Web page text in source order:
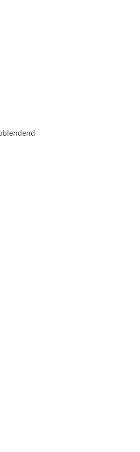
umfangreich)
Cockpit)
mit blendfreiem Fernlicht
– Abstandsregelung)
Assist)
(4-fach!)
vorne & hinten
mit Auto Hold (Berganfahrhilfe)
hinten
Funk
Zustand (ca. 1 Saison)
tauglich
Reisefahrzeug